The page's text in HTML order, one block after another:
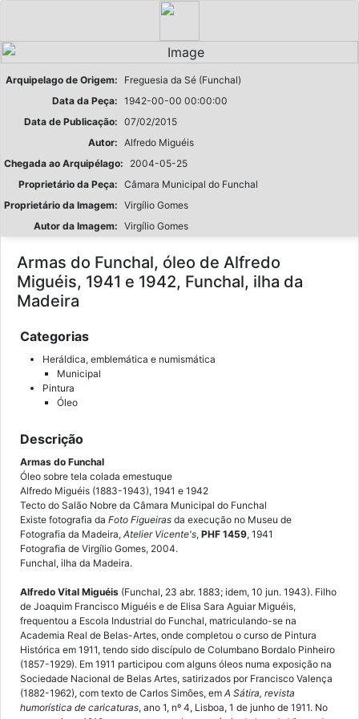
Arquipelago de Origem:
Freguesia da Sé (Funchal)
Data da Peça: 1942-00-00 00:00:00
Data de Publicação: 07/02/2015
Autor: Alfredo Miguéis
Chegada ao Arquipélago:
2004-05-25
Proprietário da Peça: Câmara Municipal do Funchal
Proprietário da Imagem: Virgílio Gomes
Autor da Imagem: Virgílio Gomes
Armas do Funchal, óleo de Alfredo
Miguéis, 1941 e 1942, Funchal, ilha da
Madeira
Categorias
Heráldica, emblemática e numismática
Municipal
Pintura
Óleo
Descrição
Armas do Funchal
Óleo sobre tela colada emestuque
Alfredo Miguéis (1883-1943), 1941 e 1942
Tecto do Salão Nobre da Câmara Municipal do Funchal
Existe fotografia da Foto Figueiras da execução no Museu de
Fotografia da Madeira, Atelier Vicente's, PHF 1459, 1941
Fotografia de Virgílio Gomes, 2004.
Funchal, ilha da Madeira.
Alfredo Vital Miguéis (Funchal, 23 abr. 1883; idem, 10 jun. 1943). Filho
de Joaquim Francisco Miguéis e de Elisa Sara Aguiar Miguéis,
frequentou a Escola Industrial do Funchal, matriculando-se na
Academia Real de Belas-Artes, onde completou o curso de Pintura
Histórica em 1911, tendo sido discípulo de Columbano Bordalo Pinheiro
(1857-1929). Em 1911 participou com alguns óleos numa exposição na
Sociedade Nacional de Belas Artes, satirizados por Francisco Valença
(1882-1962), com texto de Carlos Simões, em A Sátira, revista
humorística de caricaturas, ano 1, nº 4, Lisboa, 1 de junho de 1911. No